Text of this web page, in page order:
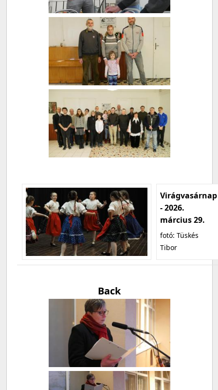
Virágvasárnap
- 2026.
március 29.
fotó: Tüskés
Tibor
Back